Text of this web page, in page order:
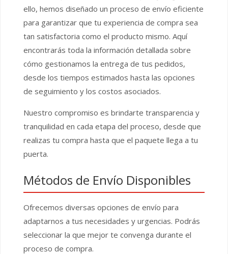
ello, hemos diseñado un proceso de envío eficiente
para garantizar que tu experiencia de compra sea
tan satisfactoria como el producto mismo. Aquí
encontrarás toda la información detallada sobre
cómo gestionamos la entrega de tus pedidos,
desde los tiempos estimados hasta las opciones
de seguimiento y los costos asociados.
Nuestro compromiso es brindarte transparencia y
tranquilidad en cada etapa del proceso, desde que
realizas tu compra hasta que el paquete llega a tu
puerta.
Métodos de Envío Disponibles
Ofrecemos diversas opciones de envío para
adaptarnos a tus necesidades y urgencias. Podrás
seleccionar la que mejor te convenga durante el
proceso de compra.